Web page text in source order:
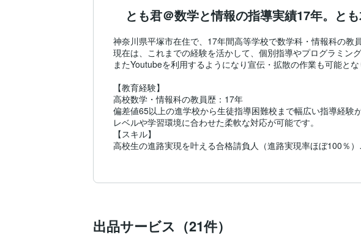
とも君＠数学と情報の指導実績17年。と
神奈川県平塚市在住で、17年間高等学校で数学科・情報科の教
現在は、これまでの経験を活かして、個別指導やプログラミン
またYoutubeを利用するようになり宣伝・拡散の作業も可能とな
【教育経験】
高校数学・情報科の教員歴：17年
偏差値65以上の進学校から生徒指導困難校まで幅広い指導経験が
レベルや学習環境に合わせた柔軟な対応が可能です。
【スキル】
高校生の進路実現を叶える合格請負人（進路実現率ほぼ100％）
情報科（教科書レベル～共通テスト対策・Excel VBA、Python
WordPressブログの制作・運営
看護専門学校数学の指導：40名以上の生徒が自己採点90％以上を
出品サービス（21件）